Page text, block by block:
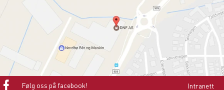
Følg oss på facebook!